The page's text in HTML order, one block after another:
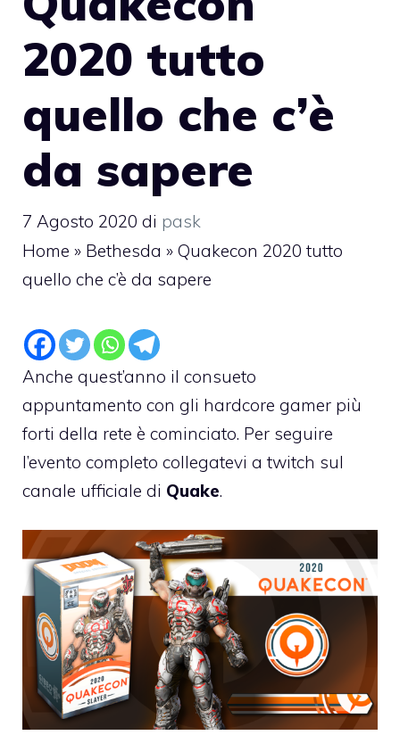
2020 tutto
quello che c’è
da sapere
7 Agosto 2020 di pask
Home » Bethesda » Quakecon 2020 tutto
quello che c’è da sapere
Anche quest’anno il consueto
appuntamento con gli hardcore gamer più
forti della rete è cominciato. Per seguire
l’evento completo collegatevi a twitch sul
canale ufficiale di Quake.